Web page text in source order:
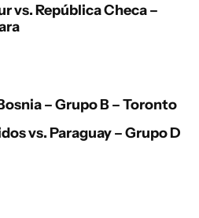
vs.República Checa–
– Grupo B – Toronto
vs. Paraguay– Grupo D